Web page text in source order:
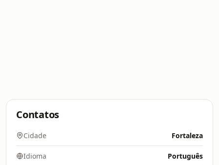
Contatos
Cidade Fortaleza
Idioma Português